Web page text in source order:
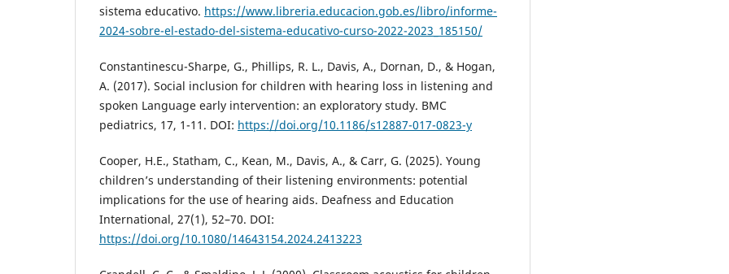
sistema educativo. https://www.libreria.educacion.gob.es/libro/informe-
2024-sobre-el-estado-del-sistema-educativo-curso-2022-2023_185150/
Constantinescu-Sharpe, G., Phillips, R. L., Davis, A., Dornan, D., & Hogan,
A. (2017). Social inclusion for children with hearing loss in listening and
spoken Language early intervention: an exploratory study. BMC
pediatrics, 17, 1-11. DOI: https://doi.org/10.1186/s12887-017-0823-y
Cooper, H.E., Statham, C., Kean, M., Davis, A., & Carr, G. (2025). Young
children’s understanding of their listening environments: potential
implications for the use of hearing aids. Deafness and Education
International, 27(1), 52–70. DOI:
https://doi.org/10.1080/14643154.2024.2413223